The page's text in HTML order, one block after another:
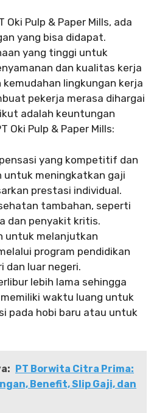
Oki Pulp & Paper Mills, ada
yang bisa didapat.
yang tinggi untuk
dan kualitas kerja
lingkungan kerja
pekerja merasa dihargai
adalah keuntungan
Oki Pulp & Paper Mills:
yang kompetitif dan
untuk meningkatkan gaji
prestasi individual.
tambahan, seperti
dan penyakit kritis.
untuk melanjutkan
program pendidikan
dan luar negeri.
lebih lama sehingga
waktu luang untuk
pada hobi baru atau untuk
PT Borwita Citra Prima:
Benefit, Slip Gaji, dan